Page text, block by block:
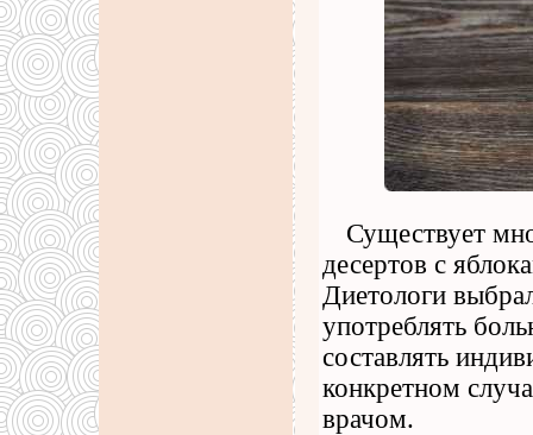
Существует
десертов с
Диетологи
употреблять
составлять
конкретном
врачом.